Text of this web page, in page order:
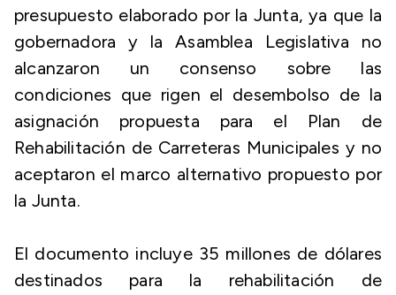
presupuesto elaborado por la Junta, ya que la
gobernadora y la Asamblea Legislativa no
alcanzaron un consenso sobre las
condiciones que rigen el desembolso de la
asignación propuesta para el Plan de
Rehabilitación de Carreteras Municipales y no
aceptaron el marco alternativo propuesto por
la Junta.
El documento incluye 35 millones de dólares
destinados para la rehabilitación de